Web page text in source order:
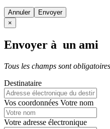
Annuler
×
Envoyer à un ami
Tous les champs sont obligatoires
Destinataire
Vos coordonnées Votre nom
Votre adresse électronique